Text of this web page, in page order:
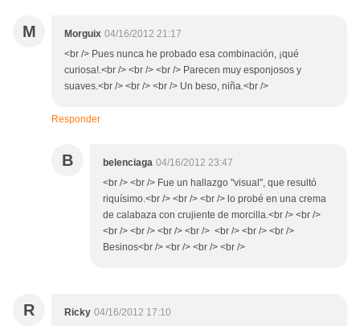
M Morguix 04/16/2012 21:17
<br /> Pues nunca he probado esa combinación, ¡qué
curiosa!.<br /> <br /> <br /> Parecen muy esponjosos y
suaves.<br /> <br /> <br /> Un beso, niña.<br />
Responder
B belenciaga 04/16/2012 23:47
<br /> <br /> Fue un hallazgo "visual", que resultó
riquísimo.<br /> <br /> <br /> lo probé en una crema
de calabaza con crujiente de morcilla.<br /> <br />
<br /> <br /> <br /> <br /> <br /> <br /> <br />
Besinos<br /> <br /> <br /> <br />
R Ricky 04/16/2012 17:10